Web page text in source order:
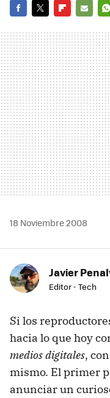
MAIL
18 Noviembre 2008
Javier
Editor - Tech
Si los
hacia lo que hoy
medios digitales,
mismo. El primer
anunciar un